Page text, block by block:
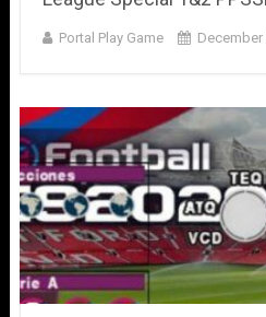
Portal Play Game December